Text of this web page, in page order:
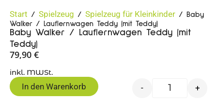
Start / Spielzeug / Spielzeug für Kleinkinder / Baby
Walker / Lauflernwagen Teddy (mit Teddy)
Baby Walker / Lauflernwagen Teddy (mit
Teddy)
79,90 €
inkl. MWSt.
- +
In den Warenkorb